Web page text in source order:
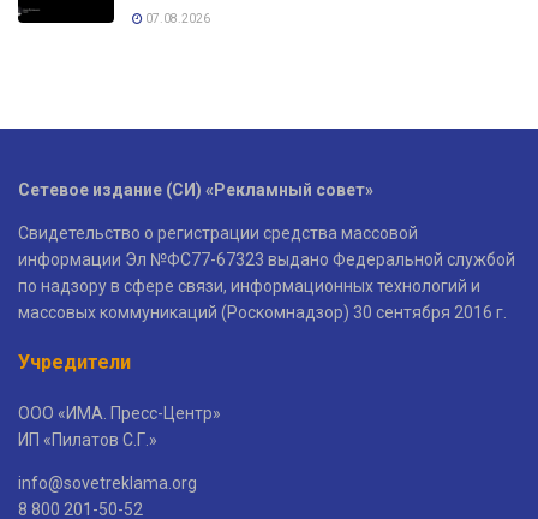
07.08.2026
Сетевое издание (СИ) «Рекламный совет»
Свидетельство о регистрации средства массовой
информации Эл №ФС77-67323 выдано Федеральной службой
по надзору в сфере связи, информационных технологий и
массовых коммуникаций (Роскомнадзор) 30 сентября 2016 г.
Учредители
ООО «ИМА. Пресс-Центр»
ИП «Пилатов С.Г.»
info@sovetreklama.org
8 800 201-50-52